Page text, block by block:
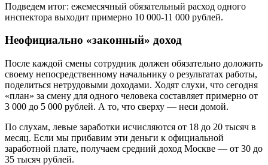
Подведем итог: ежемесячный обязательный расход одного
инспектора выходит примерно 10 000-11 000 рублей.
Неофициально «законный» доход
После каждой смены сотрудник должен обязательно доложить
своему непосредственному начальнику о результатах работы,
поделиться нетрудовыми доходами. Ходят слухи, что сегодня
«план» за смену для одного человека составляет примерно от
3 000 до 5 000 рублей. А то, что сверху — неси домой.
По слухам, левые заработки исчисляются от 18 до 20 тысяч в
месяц. Если мы прибавим эти деньги к официальной
заработной плате, получаем средний доход Москве — от 30 до
35 тысяч рублей.